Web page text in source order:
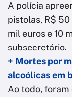
A polícia
pistolas, R$ 50
mil euros e 10
subsecretário.
+ Mortes por
alcoólicas em
Ao todo, foram